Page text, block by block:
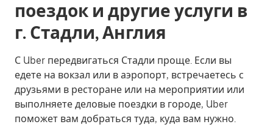
поездок и другие услуги в
г. Стадли, Англия
С Uber передвигаться Стадли проще. Если вы
едете на вокзал или в аэропорт, встречаетесь с
друзьями в ресторане или на мероприятии или
выполняете деловые поездки в городе, Uber
поможет вам добраться туда, куда вам нужно.